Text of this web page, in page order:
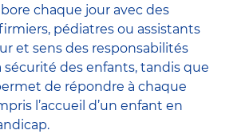
chaque jour avec des
pédiatres ou assistants
et sens des responsabilités
sécurité des enfants, tandis que
de répondre à chaque
l’accueil d’un enfant en